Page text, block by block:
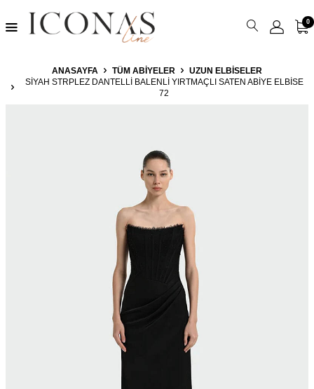
0
ANASAYFA TÜM ABIYELER
UZUN ELBISELER
SIYAH STRPLEZ DANTELLI BALENLI YIRTMAÇLI SATEN ABIYE ELBISE
72